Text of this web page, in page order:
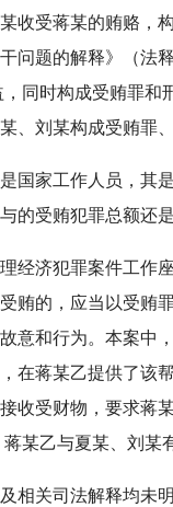
收受蒋某的贿赂，
问题的解释》（法
同时构成受贿罪
、刘某构成受贿罪
家工作人员，其
的受贿犯罪总额还
济犯罪案件工作座
贿的，应当以受贿
意和行为。本案中
在蒋某乙提供了该
收受财物，要求蒋
某乙与夏某、刘某
关司法解释均未